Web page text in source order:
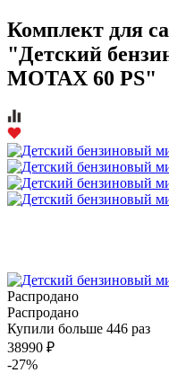
Комплект для
"Детский
MOTAX 60 PS"
Распродано
Распродано
Купили больше 446 раз
38990 ₽
-27%